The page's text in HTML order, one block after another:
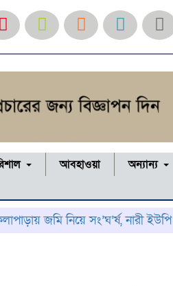
আবহাওয়া
অন্যান্য
নিয়ে সং’ঘ’র্ষ, নারী ইউপি সদস্য